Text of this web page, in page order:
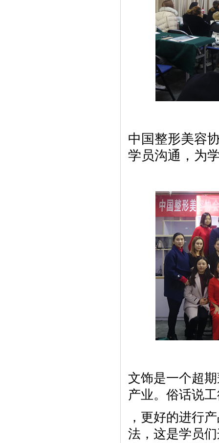
中国整形美容
学员沟通，为
文饰是一个超
产业。俗话说
，更好的进行
法，这是学员